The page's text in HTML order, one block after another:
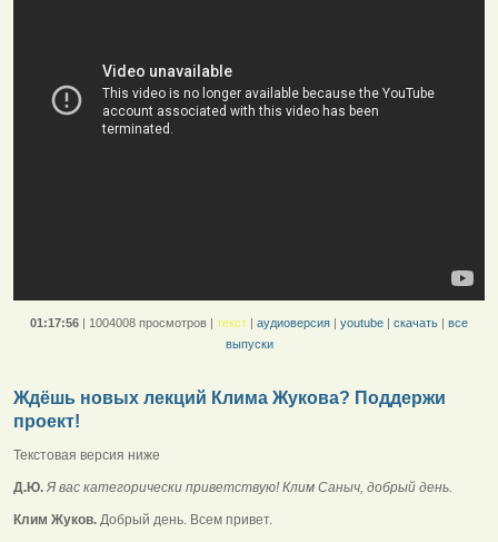
01:17:56 | 1004008 просмотров | текст | аудиоверсия | youtube | скачать | все
выпуски
Ждёшь новых лекций Клима Жукова? Поддержи
проект!
Текстовая версия ниже
Д.Ю.Я вас категорически приветствую! Клим Саныч, добрый день.
Клим Жуков. Добрый день. Всем привет.